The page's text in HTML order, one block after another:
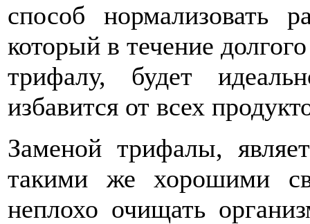
способ нормализовать
который в течение
трифалу, будет
избавится от всех
Заменой трифалы,
такими же хорошими
неплохо очищать